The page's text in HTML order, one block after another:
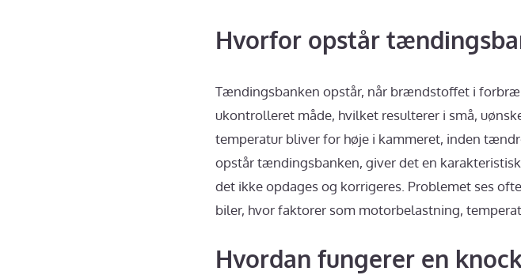
Hvorfor opstår
Tændingsbanken opstår, når brændstoffet i
ukontrolleret måde, hvilket resulterer i små,
temperatur bliver for høje i kammeret, inden
opstår tændingsbanken, giver det en
det ikke opdages og korrigeres. Problemet ses
biler, hvor faktorer som motorbelastning,
Hvordan fungerer en